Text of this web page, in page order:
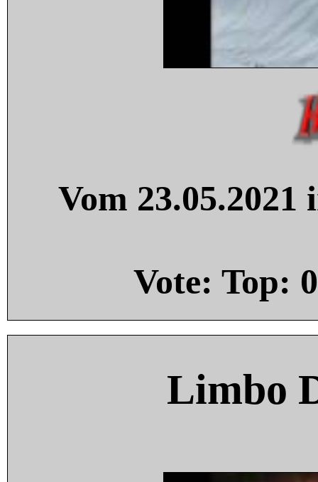
Vom
Vote: Top: 0
Limbo